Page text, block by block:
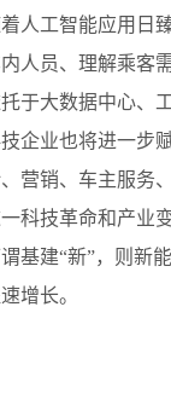
着人工智能应用日
人员、理解乘客
于大数据中心、
企业也将进一步
营销、车主服务
科技革命和产业
基建“新”，则新
增长。